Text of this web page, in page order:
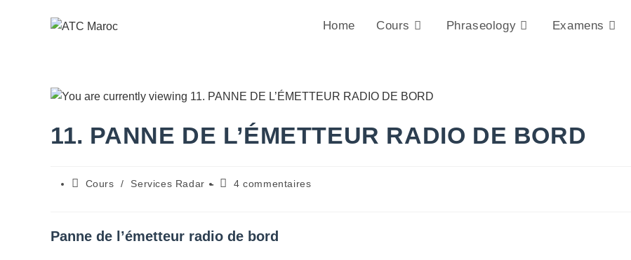
Home Cours Phraseology Examens
11. PANNE DE L’ÉMETTEUR RADIO DE BORD
PostCours / Services Radar
Commentaires
4 commentaires
Panne de l’émetteur radio de bord